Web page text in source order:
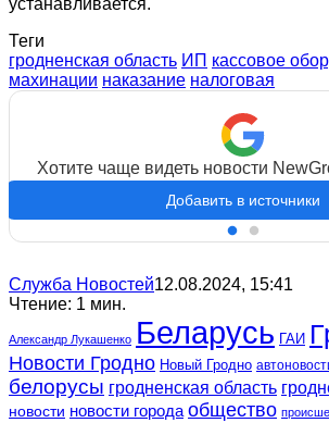
Теги
гродненская область ИП кассовое
махинации наказание налоговая
Хотите чаще видеть новости
Добавить в источники
Служба Новостей12.08.2024, 15:41
Чтение: 1 мин.
Александр Лукашенко Беларусь ГАИ
Новости Гродно Новый Гродно
белорусы гродненская область
новости новости города общество